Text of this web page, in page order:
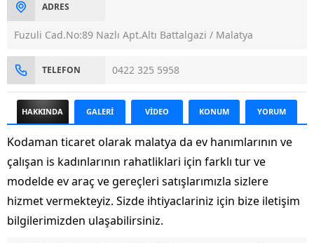
ADRES
Fuzuli Cad.No:89 Nazlı Apt.Altı Battalgazi / Malatya
TELEFON 0422 325 5958
HAKKINDA GALERİ VİDEO KONUM YORUM
Kodaman ticaret olarak malatya da ev hanımlarının ve
çalışan is kadınlarının rahatliklari için farklı tur ve
modelde ev araç ve gereçleri satışlarımızla sizlere
hizmet vermekteyiz. Sizde ihtiyaclariniz için bize iletişim
bilgilerimizden ulaşabilirsiniz.